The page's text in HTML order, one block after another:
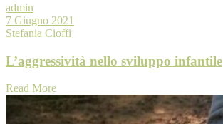
admin
7 Giugno 2021
Stefania Cioffi
L’aggressività nello sviluppo infantile
Read More